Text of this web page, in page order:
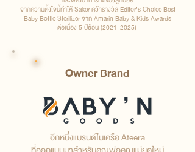
จากความตั้งใจนี้ทำให้ Saker คว้ารางวัล Editor’s Choice Best
Baby Bottle Sterilizer จาก Amarin Baby & Kids Awards
ต่อเนื่อง 5 ปีซ้อน (2021–2025)
Owner Brand
อีกหนึ่งแบรนด์ในเครือ Ateera